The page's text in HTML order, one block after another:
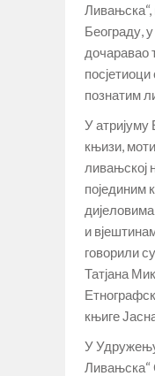
Ливањска“,
Београду, у
дочаравао
познатим
У атријуму
књизи,
ливањској
појединим
и
говорили
Татјана
књиге
У
Ливањска“